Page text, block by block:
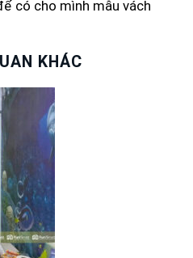
có cho mình mẫu vách
KHÁC